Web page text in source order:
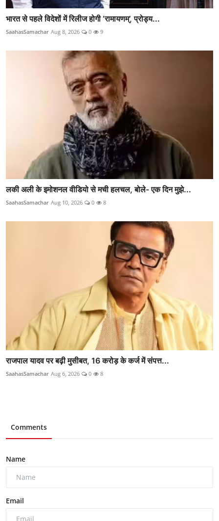
भारत से पहले विदेशों में रिलीज होगी ‘रामायणम्’, प्रोड्य...
SaahasSamachar Aug 8, 2026 0 9
लकी अली के इमोशनल वीडियो से मची हलचल, बोले- एक दिन मुझे...
SaahasSamachar Aug 10, 2026 0 8
राजपाल यादव पर बढ़ी मुसीबत, 16 करोड़ के कर्ज में संपत्त...
SaahasSamachar Aug 6, 2026 0 8
Comments
Name
Email